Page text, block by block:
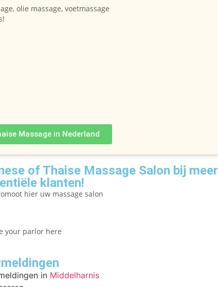
olie massage, voetmassage
Massage in Nederland
of Thaise Massage Salon bij meer
klanten!
hier uw massage salon
your parlor here
in Middelharnis